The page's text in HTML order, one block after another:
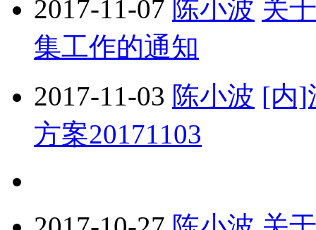
2017-11-07 陈小波 关
集工作的通知
2017-11-03 陈小波 [内]
方案20171103